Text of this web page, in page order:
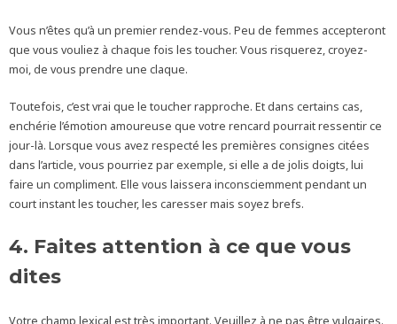
Vous n’êtes qu’à un premier rendez-vous. Peu de femmes accepteront
que vous vouliez à chaque fois les toucher. Vous risquerez, croyez-
moi, de vous prendre une claque.
Toutefois, c’est vrai que le toucher rapproche. Et dans certains cas,
enchérie l’émotion amoureuse que votre rencard pourrait ressentir ce
jour-là. Lorsque vous avez respecté les premières consignes citées
dans l’article, vous pourriez par exemple, si elle a de jolis doigts, lui
faire un compliment. Elle vous laissera inconsciemment pendant un
court instant les toucher, les caresser mais soyez brefs.
4. Faites attention à ce que vous
dites
Votre champ lexical est très important. Veuillez à ne pas être vulgaires.